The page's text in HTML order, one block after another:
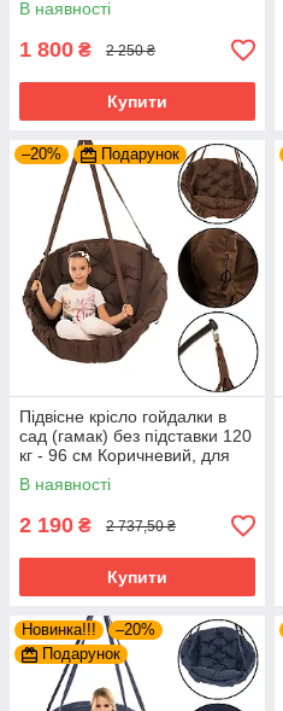
В наявності
1 800 ₴ 2 250 ₴
Купити
–20% Подарунок
Підвісне крісло гойдалки в
сад (гамак) без підставки 120
кг - 96 см Коричневий, для
вулиці та будинку
В наявності
2 190 ₴ 2 737,50 ₴
Купити
Новинка!!!
–20%
Подарунок